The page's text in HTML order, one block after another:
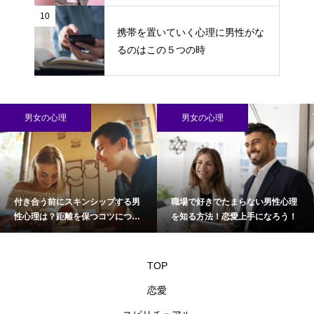
10
携帯を置いていく心理に男性がな
るのはこの５つの時
男女の心理
付き合う前にスキンシップする男
性心理は？距離を保つコツについ
て
男女の心理
職場で好きでたまらない男性心理
を知る方法！恋愛上手になろう！
TOP
恋愛